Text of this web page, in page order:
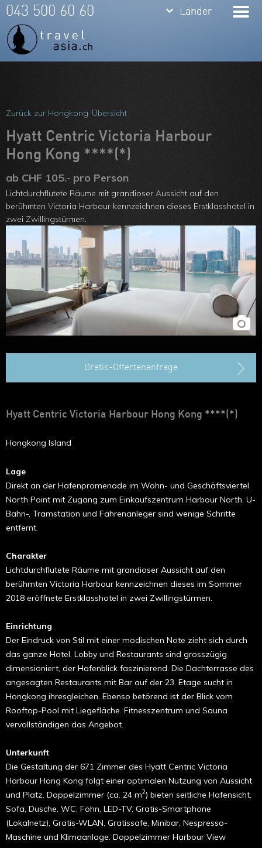
Team
Über uns
Feedbacks
Kontakt
ARVB
keyboard_arrow_down Länder
Laos
Philippinen
Singapore
Hongkong
keyboard_arrow_down Länder
043 500 60 60
Zurück zur Hongkong-Übersicht
Hyatt Centric Victoria Harbour
Hong Kong ****(*)
ab CHF 105.- pro Person
Lichtdurchflutete Räume mit grandioser Aussicht auf den
berühmten Victoria Harbour kennzeichnen dieses Erstklasshotel in
zwei Zwillingstürmen.
Gratis-Offertenanfrage
Hyatt Centric Victoria Harbour Hong Kong ****(*)
Hongkong Island
Lage
Direkt an der Hafenpromenade im Wohn- und Geschäftsviertel
North Point mit Zugang zum Einkaufszentrum Harbour North. U-
Bahn-, Tramstation und Fährenanleger sind wenige Schritte
entfernt.
Charakter
Lichtdurchflutete Räume mit grandioser Aussicht auf den
berühmten Victoria Harbour kennzeichnen dieses im Sommer
2018 eröffnete Erstklasshotel in zwei Zwillingstürmen.
Einrichtung
Der Eindruck von Stil mit einer modischen Note zieht sich durch
das ganze Hotel. Lobby und Restaurants sind grosszügig
dimensioniert, der Hafenblick faszinierend. Die Dachterrasse des
angesagten Restaurants mit Bar auf der 23. Etage sucht in
Hongkong ihresgleichen. Ebenso betörend ist der Blick vom
Rooftop-Pool mit Liegefläche. Fitnesszentrum und Sauna
vervollständigen das Angebot.
Unterkunft
Die Gestaltung der 671 Zimmer des Hyatt Centric Victoria
Harbour Hong Kong folgt einer optimalen Nutzung von Aussicht
und Platz. Doppelzimmer (ca. 24 m2) bieten seitliche Hafensicht,
Sofa, Dusche, WC, Föhn, LED-TV, Gratis-Smartphone
(Lokalnetz), Gratis-WLAN, Gratissafe, Minibar, Nespresso-
Maschine und Klimaanlage. Doppelzimmer Harbour View